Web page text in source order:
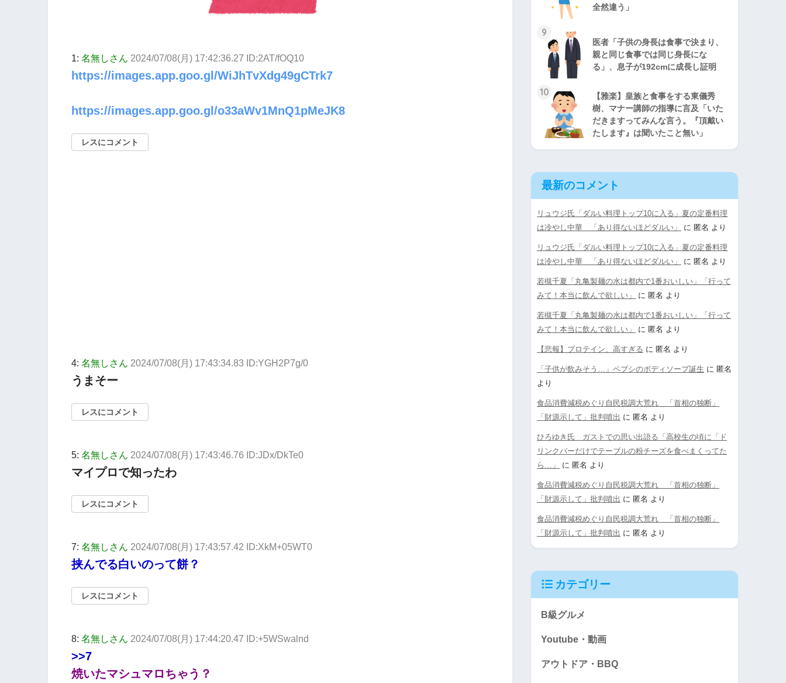
1: 名無しさん 2024/07/08(月) 17:42:36.27 ID:2AT/fOQ10
https://images.app.goo.gl/WiJhTvXdg49gCTrk7
https://images.app.goo.gl/o33aWv1MnQ1pMeJK8
レスにコメント
4: 名無しさん 2024/07/08(月) 17:43:34.83 ID:YGH2P7g/0
うまそー
レスにコメント
5: 名無しさん 2024/07/08(月) 17:43:46.76 ID:JDx/DkTe0
マイプロで知ったわ
レスにコメント
7: 名無しさん 2024/07/08(月) 17:43:57.42 ID:XkM+05WT0
挟んでる白いのって餅？
レスにコメント
8: 名無しさん 2024/07/08(月) 17:44:20.47 ID:+5WSwalnd
>>7
焼いたマシュマロちゃう？
全然違う」
9
医者「子供の身長は食事で決まり、
親と同じ食事では同じ身長にな
る」、息子が192cmに成長し証明
10
【雅楽】皇族と食事をする東儀秀
樹、マナー講師の指導に言及「いた
だきますってみんな言う。『頂戴い
たします』は聞いたこと無い」
最新のコメント
リュウジ氏「ダルい料理トップ10に入る」夏の定番料理
は冷やし中華 「あり得ないほどダルい」
に 匿名 より
リュウジ氏「ダルい料理トップ10に入る」夏の定番料理
は冷やし中華 「あり得ないほどダルい」
に 匿名 より
若槻千夏「丸亀製麺の水は都内で1番おいしい」「行って
みて！本当に飲んで欲しい」
に 匿名 より
若槻千夏「丸亀製麺の水は都内で1番おいしい」「行って
みて！本当に飲んで欲しい」
に 匿名 より
【悲報】プロテイン、高すぎる に 匿名 より
「子供が飲みそう…」ペプシのボディソープ誕生 に 匿名
より
食品消費減税めぐり自民税調大荒れ 「首相の独断」
「財源示して」批判噴出 に 匿名 より
ひろゆき氏 ガストでの思い出語る「高校生の頃に「ド
リンクバーだけでテーブルの粉チーズを食べまくってた
ら…」
に 匿名 より
食品消費減税めぐり自民税調大荒れ 「首相の独断」
「財源示して」批判噴出 に 匿名 より
食品消費減税めぐり自民税調大荒れ 「首相の独断」
「財源示して」批判噴出 に 匿名 より
カテゴリー
B級グルメ
Youtube・動画
アウトドア・BBQ